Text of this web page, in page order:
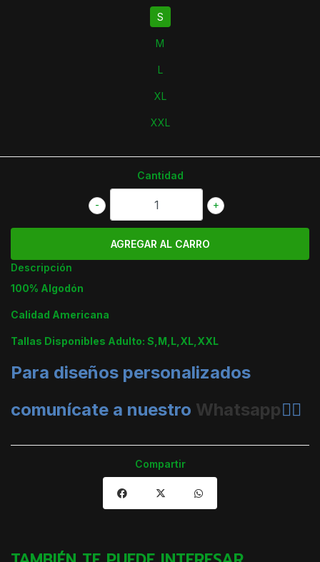
S
M
L
XL
XXL
Cantidad
+
-
Descripción
100% Algodón
Calidad Americana
Tallas Disponibles Adulto: S,M,L,XL,XXL
Para diseños personalizados
comunícate a nuestro Whatsapp👈🏼
Compartir